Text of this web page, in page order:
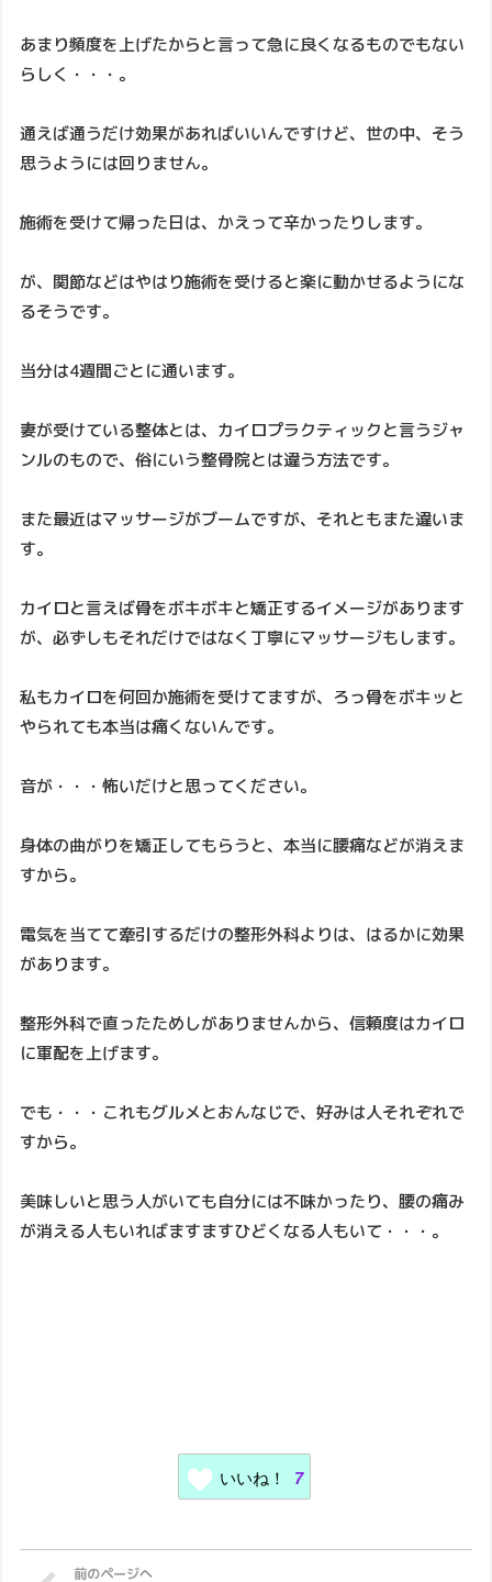
あまり頻度を上げたからと言って急に良くなるものでもない
らしく・・・。
通えば通うだけ効果があればいいんですけど、世の中、そう
思うようには回りません。
施術を受けて帰った日は、かえって辛かったりします。
が、関節などはやはり施術を受けると楽に動かせるようにな
るそうです。
当分は4週間ごとに通います。
妻が受けている整体とは、カイロプラクティックと言うジャ
ンルのもので、俗にいう整骨院とは違う方法です。
また最近はマッサージがブームですが、それともまた違いま
す。
カイロと言えば骨をボキボキと矯正するイメージがあります
が、必ずしもそれだけではなく丁寧にマッサージもします。
私もカイロを何回か施術を受けてますが、ろっ骨をボキッと
やられても本当は痛くないんです。
音が・・・怖いだけと思ってください。
身体の曲がりを矯正してもらうと、本当に腰痛などが消えま
すから。
電気を当てて牽引するだけの整形外科よりは、はるかに効果
があります。
整形外科で直ったためしがありませんから、信頼度はカイロ
に軍配を上げます。
でも・・・これもグルメとおんなじで、好みは人それぞれで
すから。
美味しいと思う人がいても自分には不味かったり、腰の痛み
が消える人もいればますますひどくなる人もいて・・・。
いいね！ 7